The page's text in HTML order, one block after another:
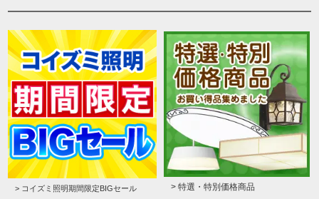
> コイズミ照明期間限定BIGセール > 特選・特別価格商品